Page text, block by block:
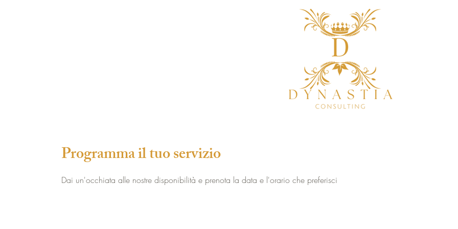
Programma il tuo servizio
Dai un'occhiata alle nostre disponibilità e prenota la data e l'orario che preferisci